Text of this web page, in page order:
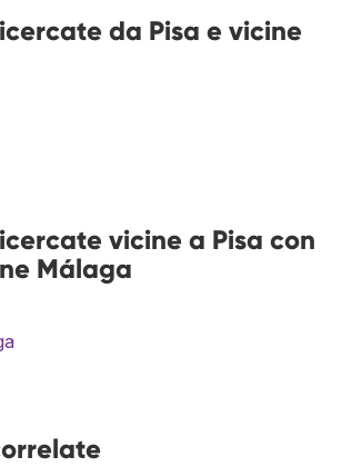
da Pisa e vicine
vicine a Pisa con
Málaga